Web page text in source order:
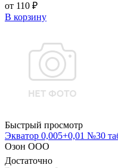
от 110 ₽
В корзину
Быстрый просмотр
Экватор 0,005+0,01 №30
Озон ООО
Достаточно